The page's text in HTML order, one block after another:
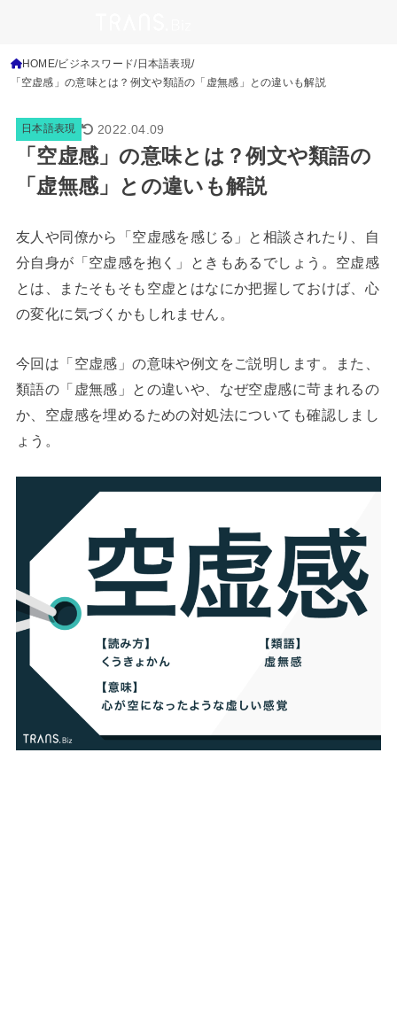
HOME ビジネスワード 日本語表現
「空虚感」の意味とは？例文や類語の「虚無感」との違いも解説
日本語表現 2022.04.09
「空虚感」の意味とは？例文や類語の
「虚無感」との違いも解説
友人や同僚から「空虚感を感じる」と相談されたり、自
分自身が「空虚感を抱く」ときもあるでしょう。空虚感
とは、またそもそも空虚とはなにか把握しておけば、心
の変化に気づくかもしれません。
今回は「空虚感」の意味や例文をご説明します。また、
類語の「虚無感」との違いや、なぜ空虚感に苛まれるの
か、空虚感を埋めるための対処法についても確認しまし
ょう。